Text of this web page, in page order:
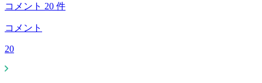
コメント 20 件
コメント
20